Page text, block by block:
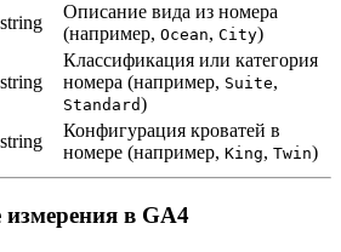
string
Описание вида из номера
(например, Ocean, City)
string
Классификация или категория
номера (например, Suite,
Standard)
string
Конфигурация кроватей в
номере (например, King, Twin)
измерения в GA4